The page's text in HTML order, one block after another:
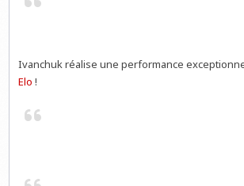
Ivanchuk réalise une performance
Elo !